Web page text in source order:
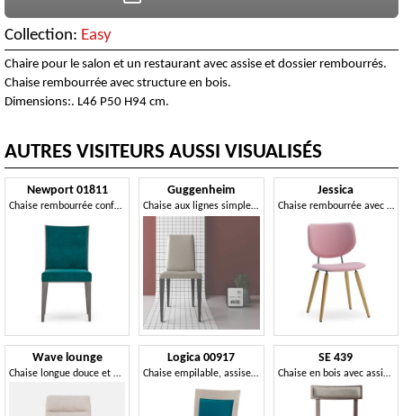
Collection: Easy
Chaire pour le salon et un restaurant avec assise et dossier rembourrés.
Chaise rembourrée avec structure en bois.
Dimensions:. L46 P50 H94 cm.
AUTRES VISITEURS AUSSI VISUALISÉS
Newport 01811
Chaise rembourrée confortable pour le restaurant
Guggenheim
Chaise aux lignes simples et élégantes
Jessica
Chaise rembourrée avec pieds en bois
Wave lounge
Chaise longue douce et accueillante
Logica 00917
Chaise empilable, assise et dossier rembourrés, structure en bois
SE 439
Chaise en bois avec assise rembourrée